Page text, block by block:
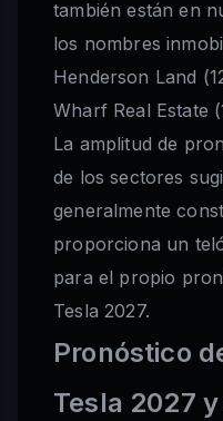
también están en
los nombres
Henderson Land
Wharf Real Estate
La amplitud de
de los sectores
generalmente
proporciona un
para el propio
Tesla 2027.
Pronóstico
Tesla 2027